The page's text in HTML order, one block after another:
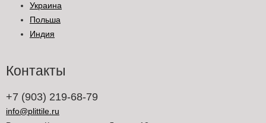
Украина
Польша
Индия
Контакты
+7 (903) 219-68-79
info@plittile.ru